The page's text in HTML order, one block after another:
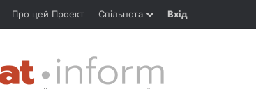
Про цей Проект Спільнота Вхід